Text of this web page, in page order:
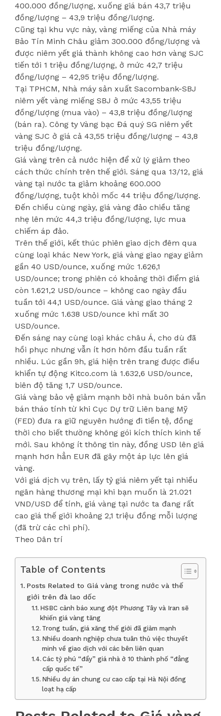
400.000 đồng/lượng, xuống giá bán 43,7 triệu
đồng/lượng – 43,9 triệu đồng/lượng.
Cũng tại khu vực này, vàng miếng của Nhà máy
Bảo Tín Minh Châu giảm 300.000 đồng/lượng và
được niêm yết giá thành không cao hơn vàng SJC
tiến tới 1 triệu đồng/lượng, ở mức 42,7 triệu
đồng/lượng – 42,95 triệu đồng/lượng.
Tại TPHCM, Nhà máy sản xuất Sacombank-SBJ
niêm yết vàng miếng SBJ ở mức 43,55 triệu
đồng/lượng (mua vào) – 43,8 triệu đồng/lượng
(bán ra). Công ty Vàng bạc Đá quý SG niêm yết
vàng SJC ở giá cả 43,55 triệu đồng/lượng – 43,8
triệu đồng/lượng.
Giá vàng trên cả nước hiện để xử lý giảm theo
cách thức chính trên thế giới. Sáng qua 13/12, giá
vàng tại nước ta giảm khoảng 600.000
đồng/lượng, tuột khỏi mốc 44 triệu đồng/lượng.
Đến chiều cùng ngày, giá vàng đảo chiều tăng
nhẹ lên mức 44,3 triệu đồng/lượng, lực mua
chiếm áp đảo.
Trên thế giới, kết thúc phiên giao dịch đêm qua
cùng loại khác New York, giá vàng giao ngay giảm
gần 40 USD/ounce, xuống mức 1.626,1
USD/ounce; trong phiên có khoảng thời điểm giá
còn 1.621,2 USD/ounce – không cao ngày đầu
tuần tới 44,1 USD/ounce. Giá vàng giao tháng 2
xuống mức 1.638 USD/ounce khi mất 30
USD/ounce.
Đến sáng nay cùng loại khác châu Á, cho dù đã
hồi phục nhưng vẫn ít hơn hôm đầu tuần rất
nhiều. Lúc gần 9h, giá hiện trên trang được điều
khiển tự động Kitco.com là 1.632,6 USD/ounce,
biên độ tăng 1,7 USD/ounce.
Giá vàng bảo vệ giảm mạnh bởi nhà buôn bán vẫn
bán tháo tính từ khi Cục Dự trữ Liên bang Mỹ
(FED) đưa ra giữ nguyên hướng đi tiền tệ, đồng
thời cho biết thường không gói kích thích kinh tế
mới. Sau không ít thông tin này, đồng USD lên giá
mạnh hơn hẳn EUR đã gây một áp lực lên giá
vàng.
Với giá dịch vụ trên, lấy tỷ giá niêm yết tại nhiều
ngân hàng thương mại khi bạn muốn là 21.021
VND/USD để tính, giá vàng tại nước ta đang rất
cao giá thế giới khoảng 2,1 triệu đồng mỗi lượng
(đã trừ các chi phí).
Theo Dân trí
Table of Contents
Posts Related to Giá vàng trong nước và thế
giới trên đà lao dốc
HSBC cảnh báo xung đột Phương Tây và Iran sẽ
khiến giá vàng tăng
Trong tuần, giá xăng thế giới đã giảm mạnh
Nhiều doanh nghiệp chưa tuân thủ việc thuyết
minh về giao dịch với các bên liên quan
Các tỷ phú “đẩy” giá nhà ở 10 thành phố “đẳng
cấp quốc tế”
Nhiều dự án chung cư cao cấp tại Hà Nội đồng
loạt hạ cấp